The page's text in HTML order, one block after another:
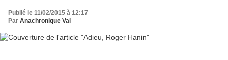
Publié le 11/02/2015 à 12:17
Par Anachronique Val